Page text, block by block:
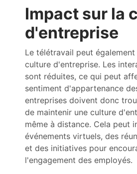
Impact sur la
d'entreprise
Le télétravail peut
culture d'entreprise. Les
sont réduites, ce qui peut
sentiment d'appartenance
entreprises doivent donc
de maintenir une culture
même à distance. Cela peut
événements virtuels, des
et des initiatives pour
l'engagement des employés.